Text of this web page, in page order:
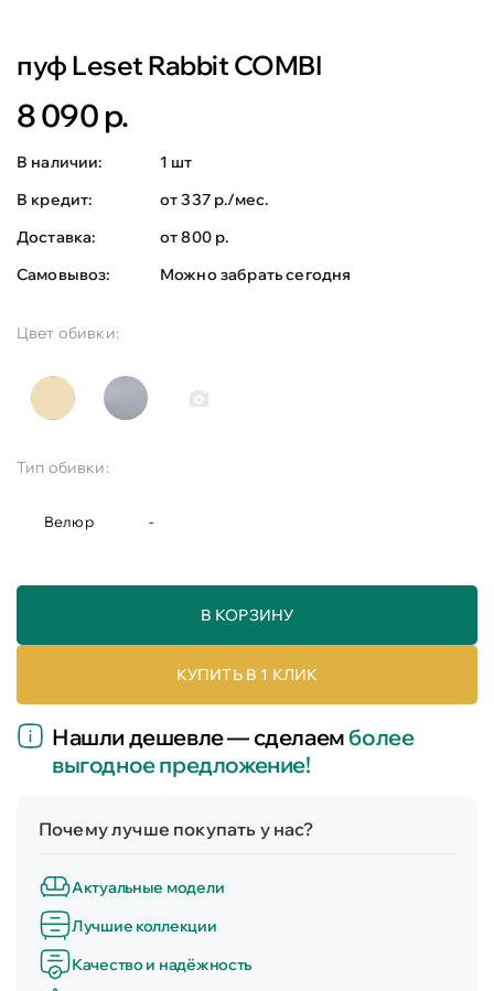
пуф Leset Rabbit COMBI
8 090 р.
В наличии:
1 шт
В кредит:
от 337 р./мес.
Доставка:
от 800 р.
Самовывоз:
Можно забрать сегодня
Цвет обивки:
Тип обивки:
Велюр -
В КОРЗИНУ
КУПИТЬ В 1 КЛИК
Нашли дешевле — сделаемболее
выгодное предложение!
Почему лучше покупать у нас?
Актуальные модели
Лучшие коллекции
Качество и надёжность